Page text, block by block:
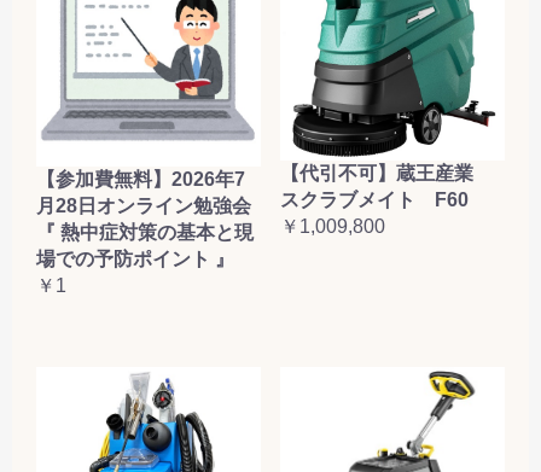
【参加費無料】2026年7
月28日オンライン勉強会
『 熱中症対策の基本と現
場での予防ポイント 』
￥1
【代引不可】蔵王産業
スクラブメイト F60
￥1,009,800